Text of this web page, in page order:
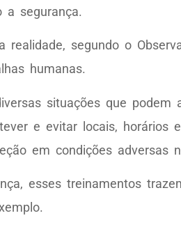
a segurança.
segundo o
humanas.
situações que podem
e evitar locais, horários
em condições adversas
esses treinamentos